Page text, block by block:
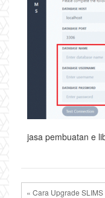
jasa pembuatan e
« Cara Upgrade